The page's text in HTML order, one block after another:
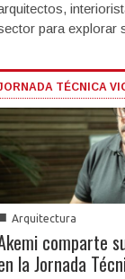
para explorar
TÉCNICA
Arquitectura
comparte
la Jornada